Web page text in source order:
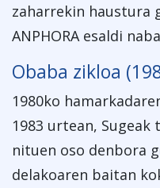
zaharrekin haustura
ANPHORA esaldi
Obaba zikloa
1980ko
1983 urtean,
nituen oso denbora
delakoaren baitan